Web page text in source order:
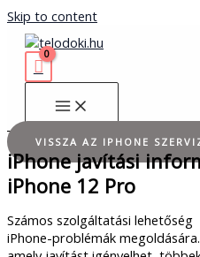
Skip to content
VISSZA AZ IPHONE
iPhone javítási
iPhone 12 Pro
Számos szolgáltatási lehetőség
iPhone-problémák